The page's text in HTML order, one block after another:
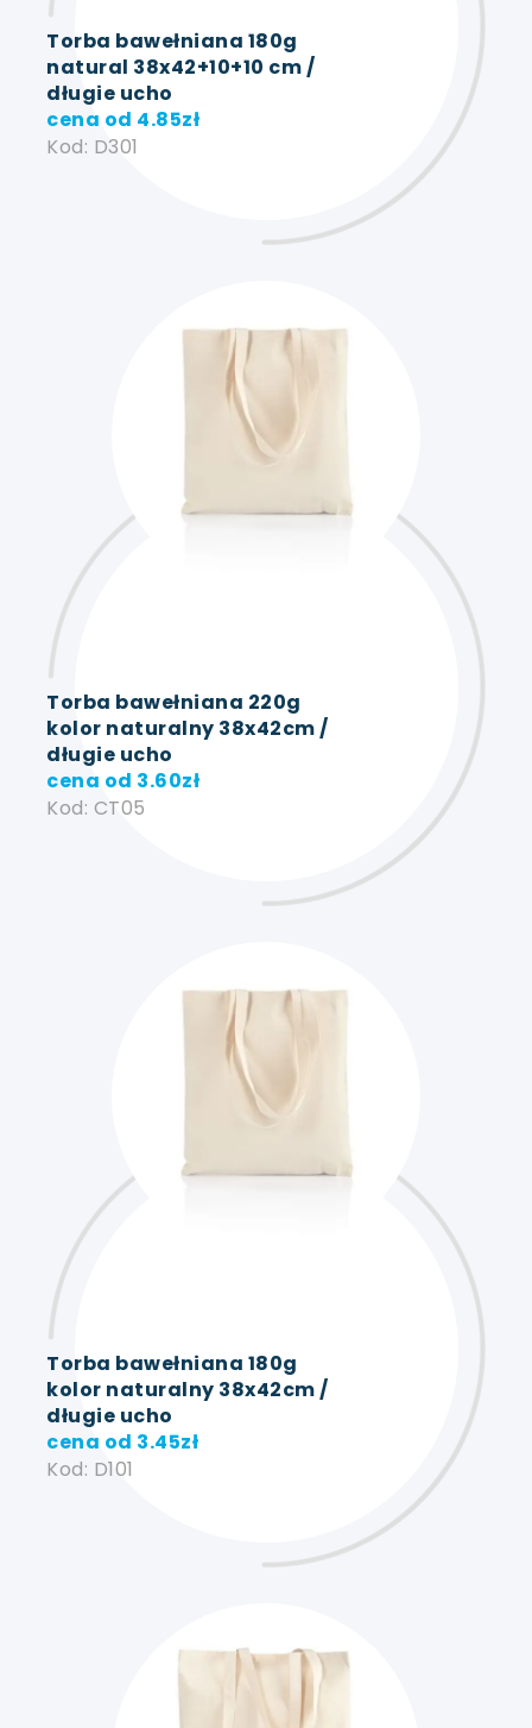
Torba bawełniana 180g
natural 38x42+10+10 cm /
długie ucho
cena od 4.85zł
Kod: D301
Torba bawełniana 220g
kolor naturalny 38x42cm /
długie ucho
cena od 3.60zł
Kod: CT05
Torba bawełniana 180g
kolor naturalny 38x42cm /
długie ucho
cena od 3.45zł
Kod: D101